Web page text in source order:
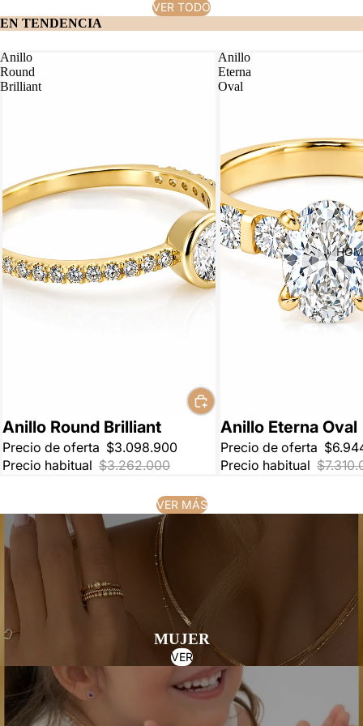
VER TODO
EN TENDENCIA
Anillo
Round
Brilliant
5% OFF
Anillo Round Brilliant
Precio de oferta $3.098.900
Precio habitual $3.262.000
Anillo
Eterna
Oval
5% OFF
Anillo Eterna Oval
Precio de oferta
Precio habitual
VER MÁS
MUJER
VER